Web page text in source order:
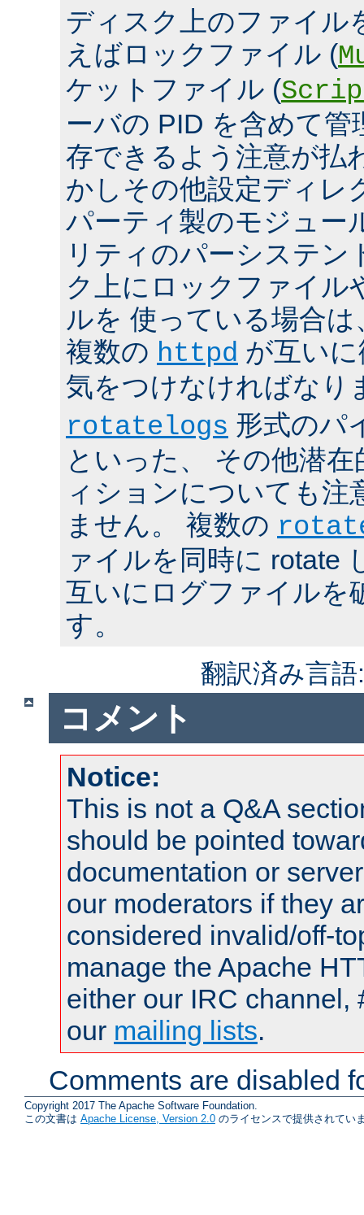
ディスク上のファイル
えばロックファイル (
ケットファイル (
ーバの PID を含めて
存できるよう注意が払
かしその他設定ディレ
パーティ製のモジュー
リティのパーシステン
ク上にロックファイル
ルを 使っている場合
複数の httpd が互い
気をつけなければなり
rotatelogs 形式のパ
といった、 その他潜
ィションについても注
ません。 複数の
ァイルを同時に rotate
互いにログファイルを
す。
翻訳済み言
コメント
Notice:
This is not a Q&A
should be pointed
documentation or
our moderators if they
considered invalid/off-
manage the Apache
either our IRC channel,
our mailing lists.
Comments are disabled
Copyright 2017 The Apache Software Foundation.
この文書は Apache License, Version 2.0 のライセンスで提供されてい